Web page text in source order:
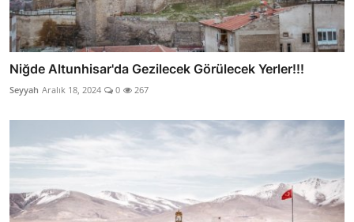
Niğde Altunhisar'da Gezilecek Görülecek Yerler!!!
Seyyah Aralık 18, 2024 0 267